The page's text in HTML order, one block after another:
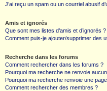
J’ai reçu un spam ou un courriel abusif
Amis et ignorés
Que sont mes listes d’amis et d’ignorés ?
Comment puis-je ajouter/supprimer des
Recherche dans les forums
Comment rechercher dans les forums ?
Pourquoi ma recherche ne renvoie
Pourquoi ma recherche renvoie une
Comment rechercher des membres ?